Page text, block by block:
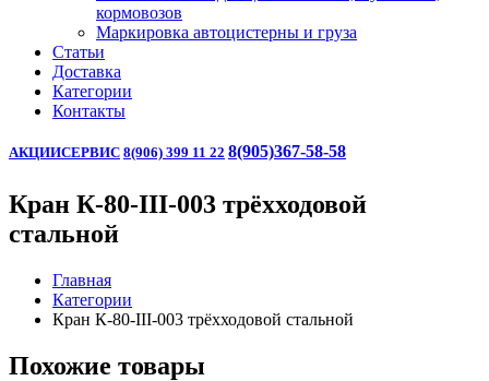
кормовозов
Маркировка автоцистерны и груза
Статьи
Доставка
Категории
Контакты
АКЦИИСЕРВИС 8(906) 399 11 22 8(905)367-58-58
Кран К-80-III-003 трёхходовой
стальной
Главная
Категории
Кран К-80-III-003 трёхходовой стальной
Похожие товары